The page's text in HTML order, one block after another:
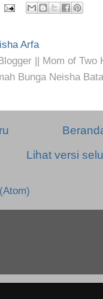
Arfa
|| Mom of Two
Bunga Neisha
Lihat versi